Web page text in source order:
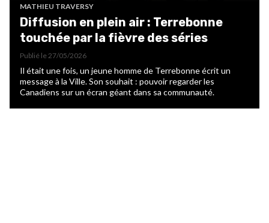
MATHIEU TRAVERSY
Diffusion en plein air : Terrebonne
touchée par la fièvre des séries
Publié le 27/05/2026
Il était une fois, un jeune homme de Terrebonne écrit un
message à la Ville. Son souhait : pouvoir regarder les
Canadiens sur un écran géant dans sa communauté.